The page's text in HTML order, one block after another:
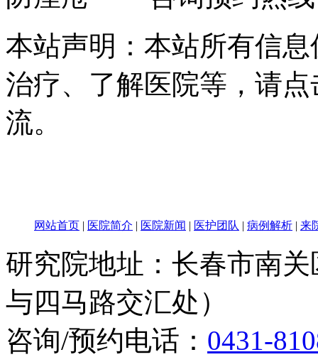
本站声明：本站所有信
治疗、了解医院等，请
流。
网站首页 | 医院简介 | 医院新闻 | 医护团队 | 病例解析 | 来
研究院地址：长春市南
与四马路交汇处）
咨询/预约电话： 0431-